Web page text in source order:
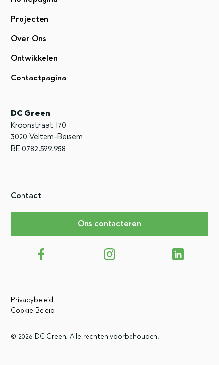
Projecten
Over Ons
Ontwikkelen
Contactpagina
DC Green
Kroonstraat 170
3020 Veltem-Beisem
BE 0782.599.958
Contact
Ons contacteren
Privacybeleid
Cookie Beleid
© 2026 DC Green. Alle rechten voorbehouden.